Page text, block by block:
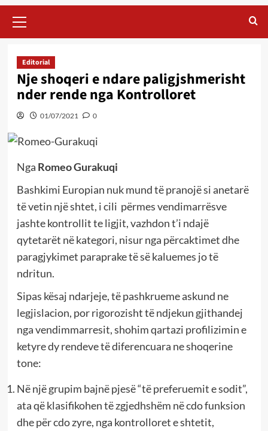
Menu
Editorial
Nje shoqeri e ndare paligjshmerisht
nder rende nga Kontrolloret
01/07/2021 0
Nga Romeo Gurakuqi
Bashkimi Europian nuk mund të pranojë si anetarë
të vetin një shtet, i cili përmes vendimarrësve
jashte kontrollit te ligjit, vazhdon t’i ndajë
qytetarët në kategori, nisur nga përcaktimet dhe
paragjykimet paraprake të së kaluemes jo të
ndritun.
Sipas kësaj ndarjeje, të pashkrueme askund ne
legjislacion, por rigorozisht të ndjekun gjithandej
nga vendimmarresit, shohim qartazi profilizimin e
ketyre dy rendeve të diferencuara ne shoqerine
tone:
Në një grupim bajnë pjesë “të preferuemit e sodit”,
ata që klasifikohen të zgjedhshëm në cdo funksion
dhe për cdo zyre, nga kontrolloret e shtetit,